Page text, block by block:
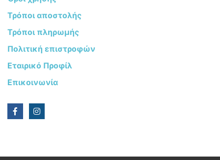
Τρόποι αποστολής
Τρόποι πληρωμής
Πολιτική επιστροφών
Εταιρικό Προφίλ
Επικοινωνία